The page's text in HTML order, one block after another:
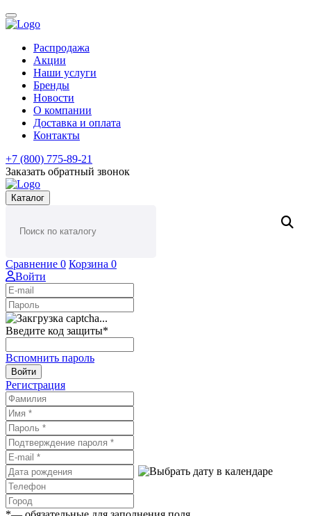
Распродажа
Акции
Наши услуги
Бренды
Новости
О компании
Доставка и оплата
Контакты
+7 (800) 775-89-21
Заказать обратный звонок
Каталог
Сравнение 0 Корзина 0
Войти
Введите код защиты*
Вспомнить пароль
Войти
Регистрация